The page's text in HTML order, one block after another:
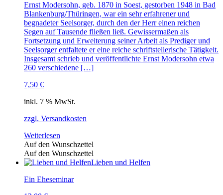
Ernst Modersohn, geb. 1870 in Soest, gestorben 1948 in Bad
Blankenburg/Thüringen, war ein sehr erfahrener und
begnadeter Seelsorger, durch den der Herr einen reichen
Segen auf Tausende fließen ließ. Gewissermaßen als
Fortsetzung und Erweiterung seiner Arbeit als Prediger und
Seelsorger entfaltete er eine reiche schriftstellerische Tätigkeit.
Insgesamt schrieb und veröffentlichte Ernst Modersohn etwa
260 verschiedene […]
7,50 €
inkl. 7 % MwSt.
zzgl. Versandkosten
Weiterlesen
Auf den Wunschzettel
Auf den Wunschzettel
Lieben und Helfen
Ein Eheseminar